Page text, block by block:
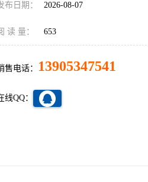
布日期： 2026-08-07
读 量： 653
售电话： 13905347541
线QQ：